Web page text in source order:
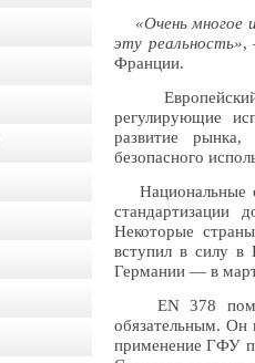
«Очень многое
эту реальность»,
Франции.
Европейский
регулирующие
развитие
безопасного
Национальные
стандартизации
Некоторые
вступил в силу в
Германии — в
EN 378
обязательным. Он
применение ГФУ